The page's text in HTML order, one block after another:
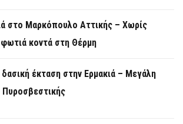
στο Μαρκόπουλο Αττικής – Χωρίς
κοντά στη Θέρμη
έκταση στην Ερμακιά – Μεγάλη
Πυροσβεστικής